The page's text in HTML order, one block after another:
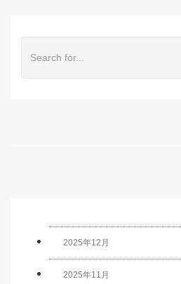
2025年12月
2025年11月